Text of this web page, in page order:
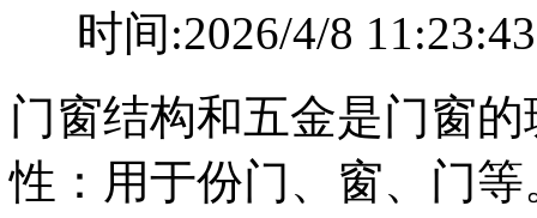
时间:2026/4/8
门窗结构和五金是门窗
性：用于份门、窗、门